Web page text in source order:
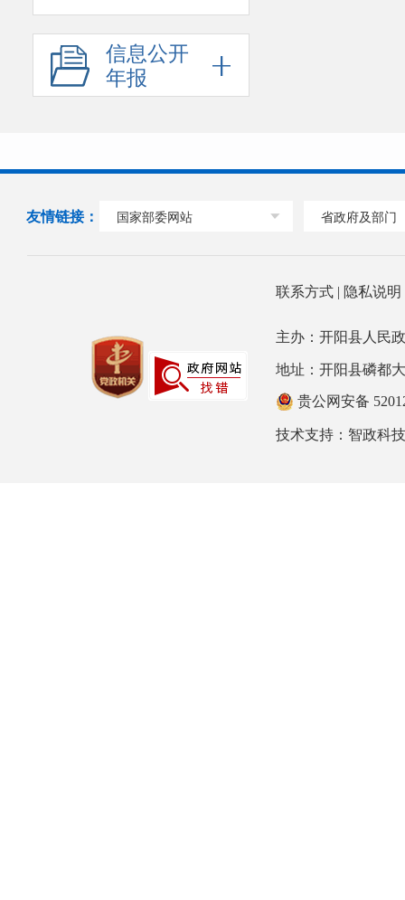
信息公开
年报
友情链接： 国家部委网站 省政府及部门
联系方式 | 隐私说明
主办：开阳县人民
地址：开阳县磷都
贵公网安备
技术支持： 智政科